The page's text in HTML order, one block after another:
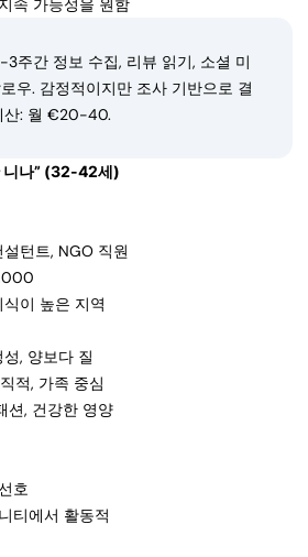
속 가능성을 원함
3주간 정보 수집, 리뷰 읽기, 소셜 미
우. 감정적이지만 조사 기반으로 결
산: 월 €20-40.
니나” (32-42세)
턴트, NGO 직원
이 높은 지역
, 양보다 질
적, 가족 중심
션, 건강한 영양
호
티에서 활동적